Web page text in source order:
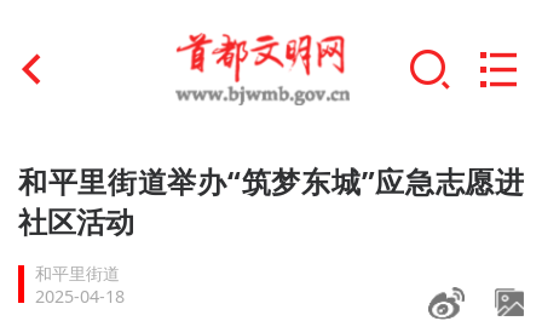
首页
文明创建
文明实践
和平里街道举办“筑梦东城”应急志愿进
社区活动
和平里街道
2025-04-18